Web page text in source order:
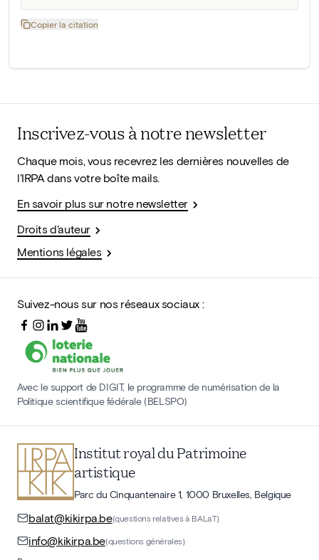
Copier la citation
Inscrivez-vous à notre newsletter
Chaque mois, vous recevrez les dernières nouvelles de
l'IRPA dans votre boîte mails.
En savoir plus sur notre newsletter
Droits d'auteur
Mentions légales
Suivez-nous sur nos réseaux sociaux :
Avec le support de DIGIT, le programme de numérisation de la
Politique scientifique fédérale (BELSPO)
Institut royal du Patrimoine
artistique
Parc du Cinquantenaire 1, 1000 Bruxelles, Belgique
balat@kikirpa.be(questions relatives à BALaT)
info@kikirpa.be(questions générales)